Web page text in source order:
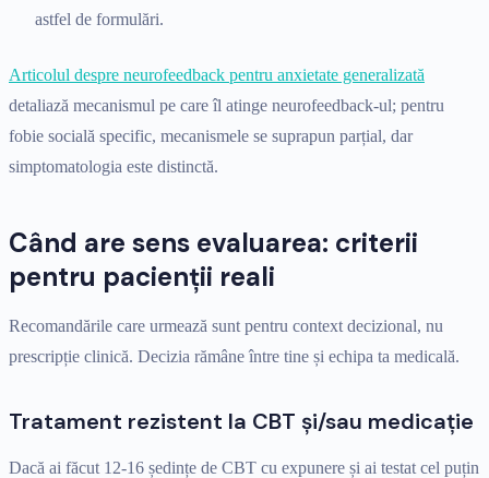
astfel de formulări.
Articolul despre neurofeedback pentru anxietate generalizată
detaliază mecanismul pe care îl atinge neurofeedback-ul; pentru
fobie socială specific, mecanismele se suprapun parțial, dar
simptomatologia este distinctă.
Când are sens evaluarea: criterii
pentru pacienții reali
Recomandările care urmează sunt pentru context decizional, nu
prescripție clinică. Decizia rămâne între tine și echipa ta medicală.
Tratament rezistent la CBT și/sau medicație
Dacă ai făcut 12-16 ședințe de CBT cu expunere și ai testat cel puțin